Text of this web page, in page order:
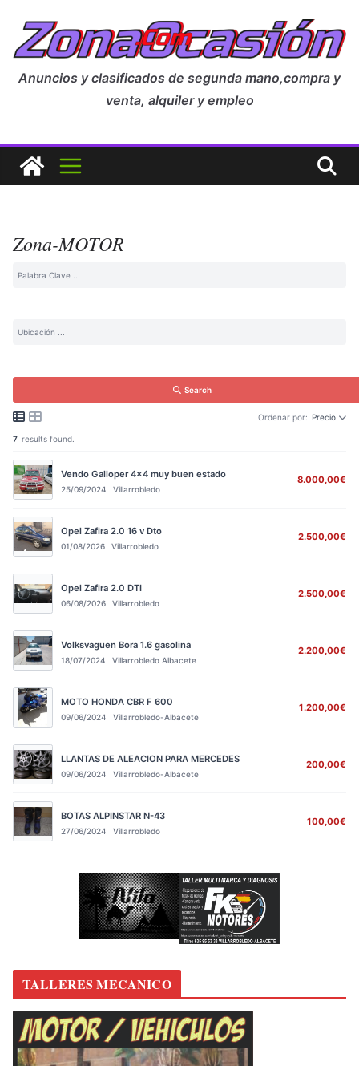
Anuncios y clasificados de segunda mano,compra y
venta, alquiler y empleo
Zona-MOTOR
Search
Ordenar por: Precio
7 results found.
Vendo Galloper 4x4 muy buen estado
25/09/2024 Villarrobledo
8.000,00€
Opel Zafira 2.0 16 v Dto
01/08/2026 Villarrobledo
2.500,00€
Opel Zafira 2.0 DTI
06/08/2026 Villarrobledo
2.500,00€
Volksvaguen Bora 1.6 gasolina
18/07/2024 Villarrobledo Albacete
2.200,00€
MOTO HONDA CBR F 600
09/06/2024 Villarrobledo-Albacete
1.200,00€
LLANTAS DE ALEACION PARA MERCEDES
09/06/2024 Villarrobledo-Albacete
200,00€
BOTAS ALPINSTAR N-43
27/06/2024 Villarrobledo
100,00€
TALLERES MECANICO